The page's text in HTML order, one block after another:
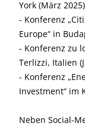
York (März 2025)
- Konferenz
Europe“ in
- Konferenz zu
Terlizzi, Italien
- Konferenz
Investment“ im
Neben Social-